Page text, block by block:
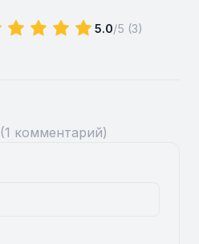
5.0/5 (3)
(1 комментарий)